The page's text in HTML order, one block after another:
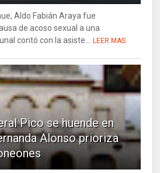
Aldo Fabián Araya fue
de acoso sexual a una
contó con la asiste...
LEER MAS
Pico se huende en
Alonso prioriza